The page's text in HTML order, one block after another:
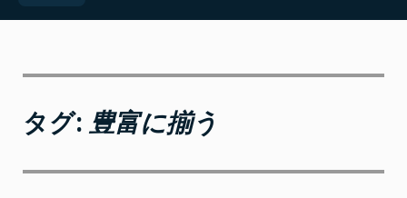
タグ: 豊富に揃う